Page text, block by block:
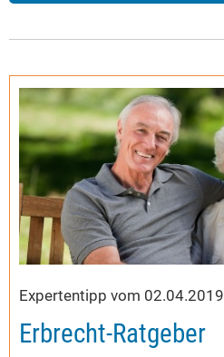
Expertentipp vom 02.04.2019
Erbrecht-Ratgeber